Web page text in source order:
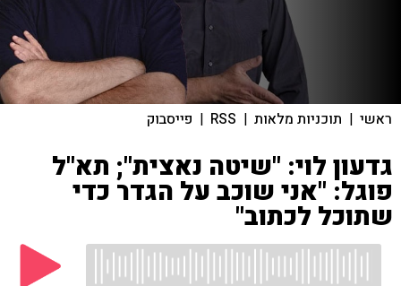
ראשי | תוכניות מלאות |
RSS
| פייסבוק
גדעון לוי: "שיטה נאצית"; תא"ל
פוגל: "אני שוכב על הגדר כדי
שתוכל לכתוב"